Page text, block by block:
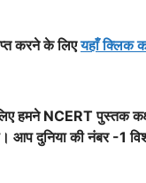
करने के लिएयहाँ क्लिक
NCERT पुस्तक
आप दुनिया की नंबर -1